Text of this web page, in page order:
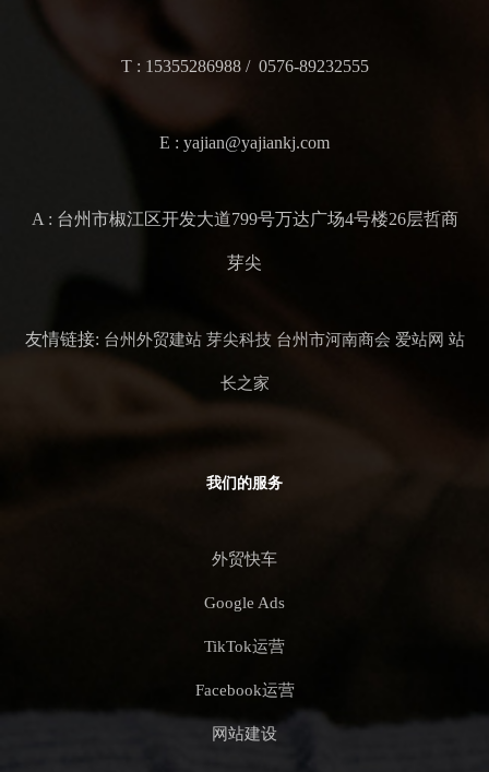
T : 15355286988 / 0576-89232555
E : yajian@yajiankj.com
A : 台州市椒江区开发大道799号万达广场4号楼26层哲商
芽尖
友情链接: 台州外贸建站 芽尖科技 台州市河南商会 爱站网 站
长之家
我们的服务
外贸快车
Google Ads
TikTok运营
Facebook运营
网站建设